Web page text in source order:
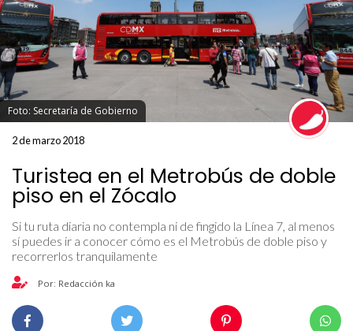
Foto: Secretaría de Gobierno
2 de marzo 2018
Turistea en el Metrobús de doble
piso en el Zócalo
Si tu ruta diaria no contempla ni de fingido la Línea 7, al menos
sí puedes ir a conocer cómo es el Metrobús de doble piso y
recorrerlos tranquilamente
Por: Redacción ka